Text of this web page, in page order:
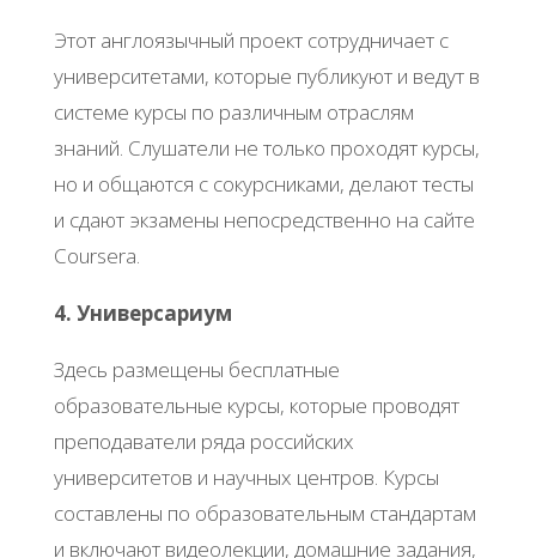
Этот англоязычный проект сотрудничает с
университетами, которые публикуют и ведут в
системе курсы по различным отраслям
знаний. Слушатели не только проходят курсы,
но и общаются с сокурсниками, делают тесты
и сдают экзамены непосредственно на сайте
Coursera.
4. Универсариум
Здесь размещены бесплатные
образовательные курсы, которые проводят
преподаватели ряда российских
университетов и научных центров. Курсы
составлены по образовательным стандартам
и включают видеолекции, домашние задания,